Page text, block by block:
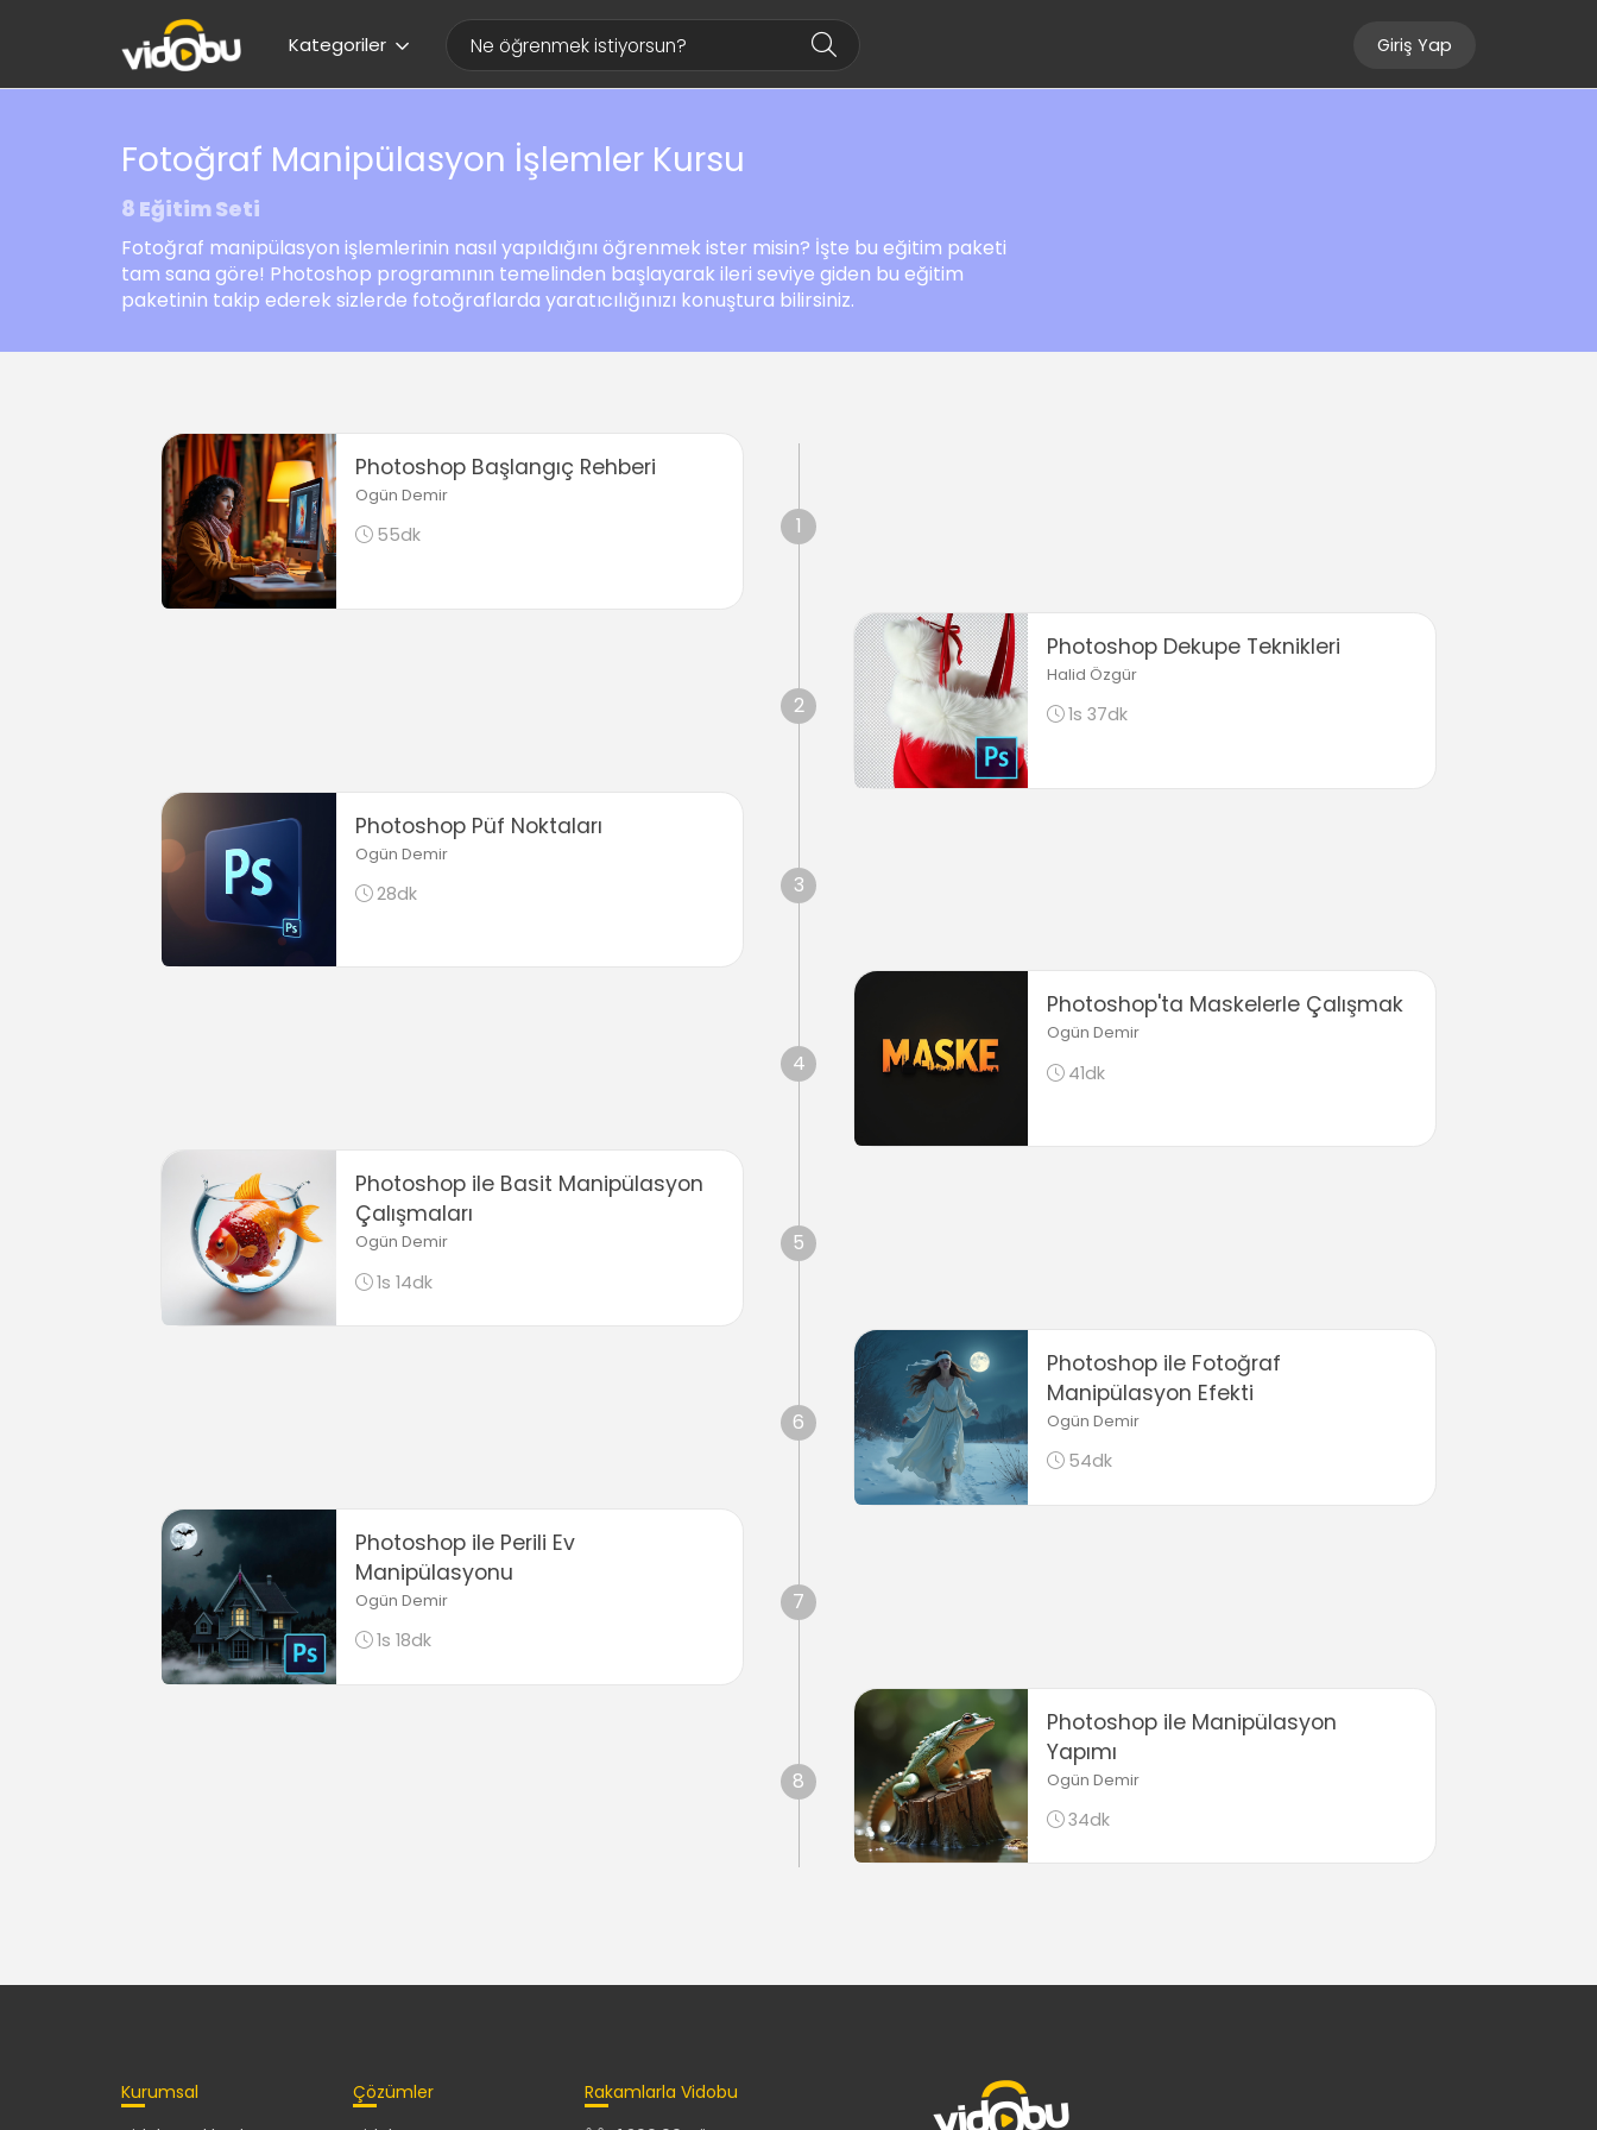
Kategoriler Giriş Yap
Fotoğraf Manipülasyon İşlemler Kursu
8 Eğitim Seti
Fotoğraf manipülasyon işlemlerinin nasıl yapıldığını öğrenmek ister misin? İşte bu eğitim paketi
tam sana göre! Photoshop programının temelinden başlayarak ileri seviye giden bu eğitim
paketinin takip ederek sizlerde fotoğraflarda yaratıcılığınızı konuştura bilirsiniz.
1
Photoshop Başlangıç Rehberi
Ogün Demir
55dk
2
Photoshop Dekupe Teknikleri
Halid Özgür
1s 37dk
3
Photoshop Püf Noktaları
Ogün Demir
28dk
4
Photoshop'ta Maskelerle Çalışmak
Ogün Demir
41dk
5
Photoshop ile Basit Manipülasyon
Çalışmaları
Ogün Demir
1s 14dk
6
Photoshop ile Fotoğraf
Manipülasyon Efekti
Ogün Demir
54dk
7
Photoshop ile Perili Ev
Manipülasyonu
Ogün Demir
1s 18dk
8
Photoshop ile Manipülasyon
Yapımı
Ogün Demir
34dk
Kurumsal Çözümler Rakamlarla Vidobu